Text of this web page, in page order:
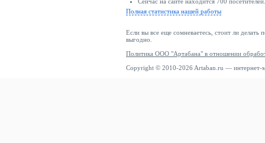
Полная статистика нашей работы
Если вы все еще сомневаетесь, стоит ли делать
выгодно.
Политика ООО "Артабана" в отношении
Copyright © 2010-2026 Artaban.ru — интернет-